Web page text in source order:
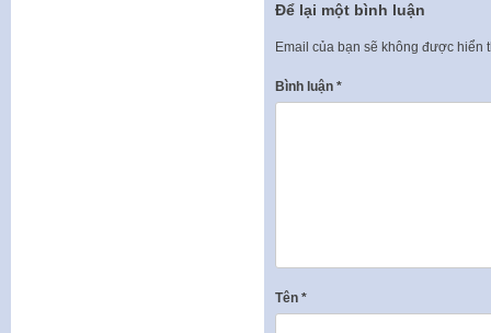
Để lại một bình luận
Email của bạn sẽ không được hiển
Bình luận *
Tên *